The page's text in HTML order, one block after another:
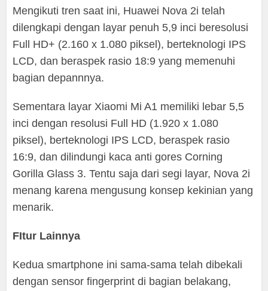
Mengikuti tren saat ini, Huawei Nova 2i telah
dilengkapi dengan layar penuh 5,9 inci beresolusi
Full HD+ (2.160 x 1.080 piksel), berteknologi IPS
LCD, dan beraspek rasio 18:9 yang memenuhi
bagian depannnya.
Sementara layar Xiaomi Mi A1 memiliki lebar 5,5
inci dengan resolusi Full HD (1.920 x 1.080
piksel), berteknologi IPS LCD, beraspek rasio
16:9, dan dilindungi kaca anti gores Corning
Gorilla Glass 3. Tentu saja dari segi layar, Nova 2i
menang karena mengusung konsep kekinian yang
menarik.
FItur Lainnya
Kedua smartphone ini sama-sama telah dibekali
dengan sensor fingerprint di bagian belakang,